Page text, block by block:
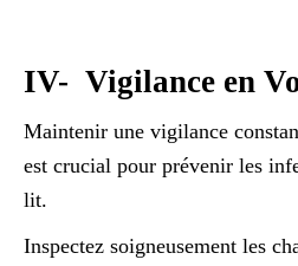
IV- Vigilance en
Maintenir une vigilance
est crucial pour prévenir les
lit.
Inspectez soigneusement les